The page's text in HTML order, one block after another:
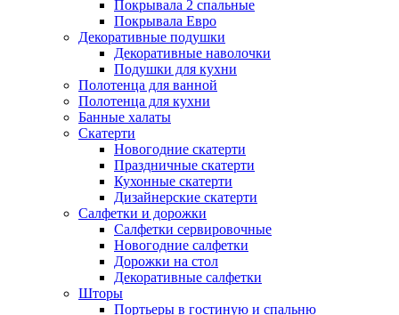
Покрывала 2 спальные
Покрывала Евро
Декоративные подушки
Декоративные наволочки
Подушки для кухни
Полотенца для ванной
Полотенца для кухни
Банные халаты
Скатерти
Новогодние скатерти
Праздничные скатерти
Кухонные скатерти
Дизайнерские скатерти
Салфетки и дорожки
Салфетки сервировочные
Новогодние салфетки
Дорожки на стол
Декоративные салфетки
Шторы
Портьеры в гостиную и спальню